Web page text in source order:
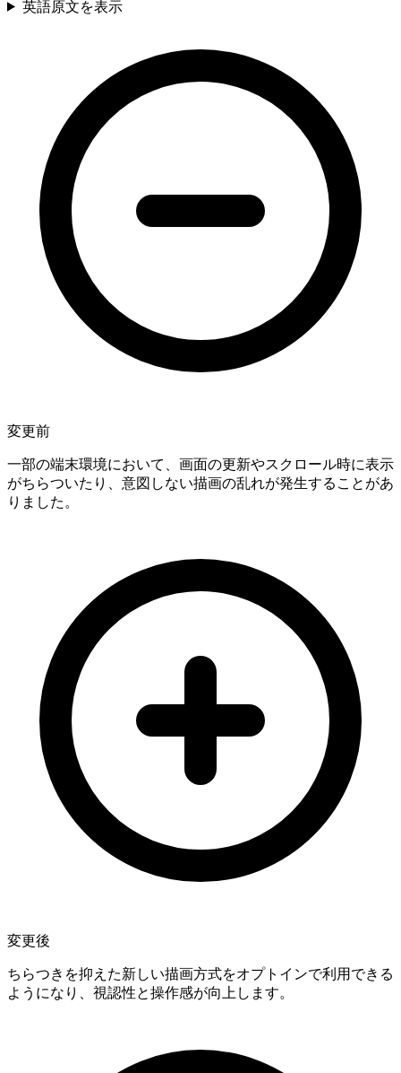
英語原文を表示
変更前
一部の端末環境において、画面の更新やスクロール時に表示
がちらついたり、意図しない描画の乱れが発生することがあ
りました。
変更後
ちらつきを抑えた新しい描画方式をオプトインで利用できる
ようになり、視認性と操作感が向上します。